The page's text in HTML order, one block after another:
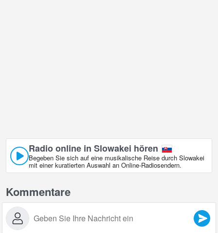
Radio online in Slowakei hören
Begeben Sie sich auf eine musikalische Reise durch Slowakei
mit einer kuratierten Auswahl an Online‑Radiosendern.
Kommentare